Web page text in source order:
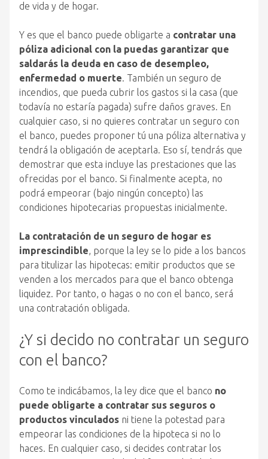
de vida y de hogar.
Y es que el banco puede obligarte a contratar una
póliza adicional con la puedas garantizar que
saldarás la deuda en caso de desempleo,
enfermedad o muerte. También un seguro de
incendios, que pueda cubrir los gastos si la casa (que
todavía no estaría pagada) sufre daños graves. En
cualquier caso, si no quieres contratar un seguro con
el banco, puedes proponer tú una póliza alternativa y
tendrá la obligación de aceptarla. Eso sí, tendrás que
demostrar que esta incluye las prestaciones que las
ofrecidas por el banco. Si finalmente acepta, no
podrá empeorar (bajo ningún concepto) las
condiciones hipotecarias propuestas inicialmente.
La contratación de un seguro de hogar es
imprescindible, porque la ley se lo pide a los bancos
para titulizar las hipotecas: emitir productos que se
venden a los mercados para que el banco obtenga
liquidez. Por tanto, o hagas o no con el banco, será
una contratación obligada.
¿Y si decido no contratar un seguro
con el banco?
Como te indicábamos, la ley dice que el banco no
puede obligarte a contratar sus seguros o
productos vinculados ni tiene la potestad para
empeorar las condiciones de la hipoteca si no lo
haces. En cualquier caso, si decides contratar los